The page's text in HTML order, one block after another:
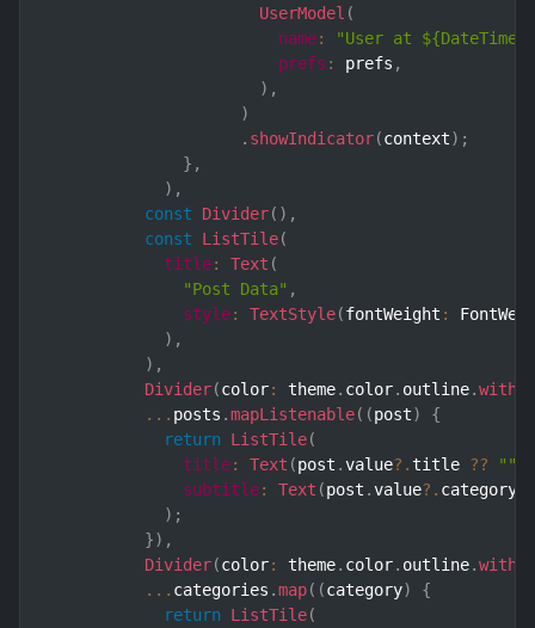
UserModel (
name:
"User at
prefs : prefs ,
) ,
)
. showIndicator(context) ;
} ,
) ,
const
Divider( ) ,
const
ListTile(
title: Text (
"Post Data" ,
style: TextStyle(fontWeight :
) ,
) ,
Divider(color: theme. color. outline.
... posts .mapListenable( (post)
{
return
ListTile(
title: Text (post .value?. title ?? ""
subtitle: Text (post .value?. category
) ;
}) ,
Divider(color: theme. color. outline.
... categories .map( (category)
{
return
ListTile(